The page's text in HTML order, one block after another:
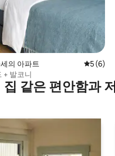
의 아파트 평점 5점
5 (6)
+ 발코니
집 같은 편안함과